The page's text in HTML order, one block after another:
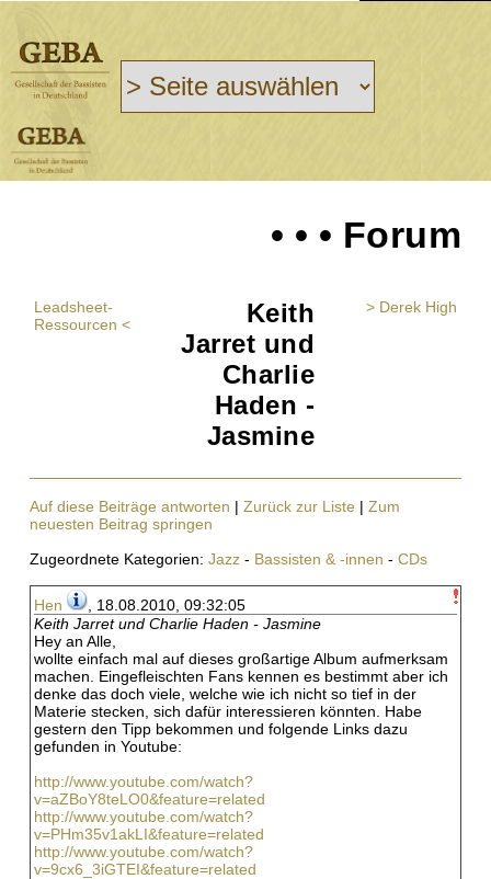
• • • Forum
Leadsheet-
Ressourcen <
Keith
Jarret und
Charlie
Haden -
Jasmine
> Derek High
Auf diese Beiträge antworten | Zurück zur Liste | Zum
neuesten Beitrag springen
Zugeordnete Kategorien: Jazz - Bassisten & -innen - CDs
Hen
, 18.08.2010, 09:32:05
Keith Jarret und Charlie Haden - Jasmine
Hey an Alle,
wollte einfach mal auf dieses großartige Album aufmerksam
machen. Eingefleischten Fans kennen es bestimmt aber ich
denke das doch viele, welche wie ich nicht so tief in der
Materie stecken, sich dafür interessieren könnten. Habe
gestern den Tipp bekommen und folgende Links dazu
gefunden in Youtube:
http://www.youtube.com/watch?
v=aZBoY8teLO0&feature=related
http://www.youtube.com/watch?
v=PHm35v1akLI&feature=related
http://www.youtube.com/watch?
v=9cx6_3iGTEI&feature=related